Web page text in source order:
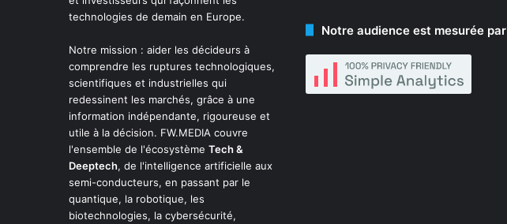
technologies de demain en Europe.
Notre mission : aider les décideurs à
comprendre les ruptures technologiques,
scientifiques et industrielles qui
redessinent les marchés, grâce à une
information indépendante, rigoureuse et
utile à la décision. FW.MEDIA couvre
l'ensemble de l'écosystème Tech &
Deeptech, de l'intelligence artificielle aux
semi-conducteurs, en passant par le
quantique, la robotique, les
biotechnologies, la cybersécurité,
Notre audience est mesurée par